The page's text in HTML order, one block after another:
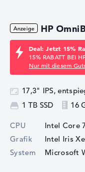
HP
Deal: Jetzt 15%
15% RABATT BEI
Nur mit diesem
17,3" IPS,
1 TB SSD
16
CPU Intel Core
Grafik
Intel Iris
System
Microsoft